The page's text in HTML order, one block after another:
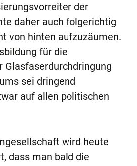
der
daher auch folgerichtig
von hinten aufzuzäumen.
für die
Glasfaserdurchdringung
sei dringend
auf allen politischen
wird heute
dass man bald die